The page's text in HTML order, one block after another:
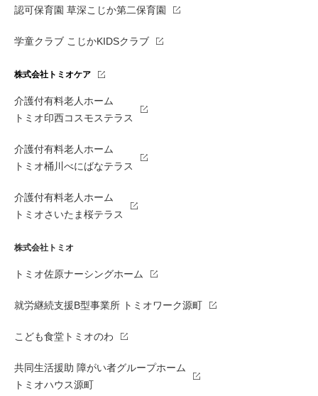
認可保育園 草深こじか第二保育園
学童クラブ こじかKIDSクラブ
株式会社トミオケア
介護付有料老人ホーム
トミオ印西コスモステラス
介護付有料老人ホーム
トミオ桶川べにばなテラス
介護付有料老人ホーム
トミオさいたま桜テラス
株式会社トミオ
トミオ佐原ナーシングホーム
就労継続支援B型事業所 トミオワーク源町
こども食堂トミオのわ
共同生活援助 障がい者グループホーム
トミオハウス源町